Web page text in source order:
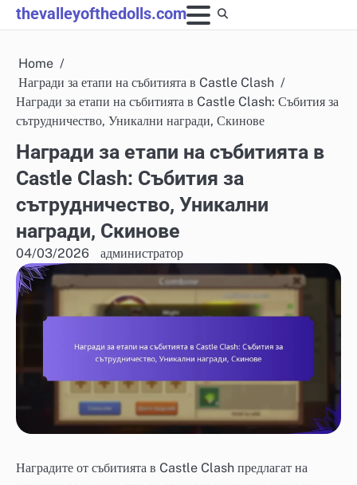
Skip
to
thevalleyofthedolls.com
Home
Награди за етапи на събитията в Castle Clash
Награди за етапи на събитията в Castle Clash: Събития за
сътрудничество, Уникални награди, Скинове
Награди за етапи на събитията в
Castle Clash: Събития за
сътрудничество, Уникални
награди, Скинове
04/03/2026 администратор
Наградите от събитията в Castle Clash предлагат на